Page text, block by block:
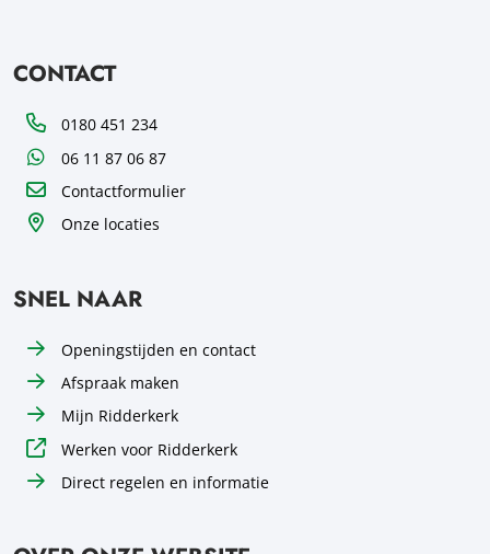
CONTACT
Telefoon0180 451 234
WhatsApp06 11 87 06 87
Contactformulier
Onze locaties
SNEL NAAR
Openingstijden en contact
Afspraak maken
Mijn Ridderkerk
Werken voor Ridderkerk
Direct regelen en informatie